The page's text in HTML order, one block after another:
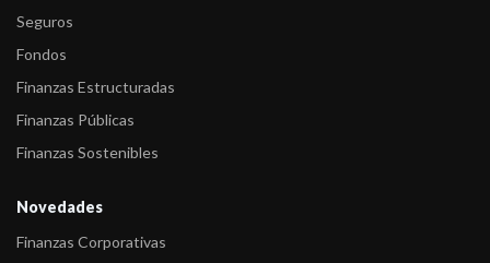
Seguros
Fondos
Finanzas Estructuradas
Finanzas Públicas
Finanzas Sostenibles
Novedades
Finanzas Corporativas